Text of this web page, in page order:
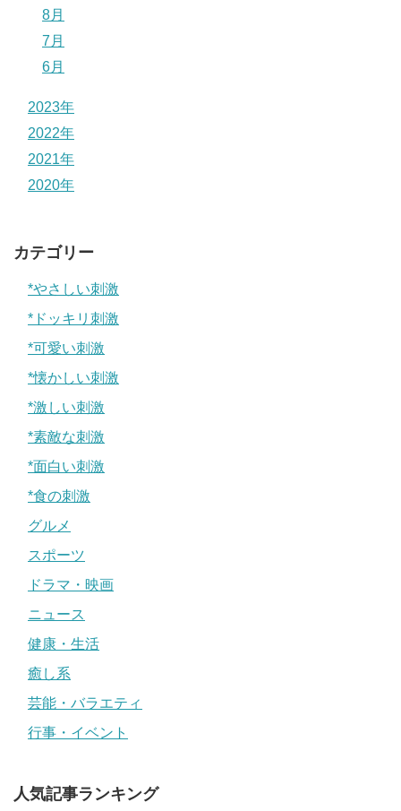
8月
7月
6月
2023年
2022年
2021年
2020年
カテゴリー
*やさしい刺激
*ドッキリ刺激
*可愛い刺激
*懐かしい刺激
*激しい刺激
*素敵な刺激
*面白い刺激
*食の刺激
グルメ
スポーツ
ドラマ・映画
ニュース
健康・生活
癒し系
芸能・バラエティ
行事・イベント
人気記事ランキング